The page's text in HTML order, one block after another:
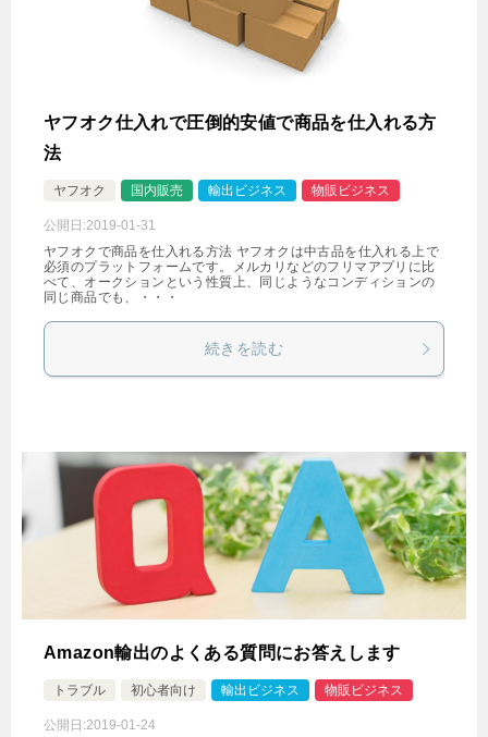
ヤフオク仕入れで圧倒的安値で商品を仕入れる方
法
ヤフオク 国内販売 輸出ビジネス 物販ビジネス
公開日:2019-01-31
ヤフオクで商品を仕入れる方法 ヤフオクは中古品を仕入れる上で
必須のプラットフォームです。メルカリなどのフリマアプリに比
べて、オークションという性質上、同じようなコンディションの
同じ商品でも、・・・
続きを読む
Amazon輸出のよくある質問にお答えします
トラブル 初心者向け 輸出ビジネス 物販ビジネス
公開日:2019-01-24